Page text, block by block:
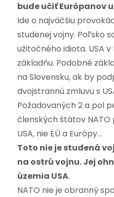
bude učiť Európanov
Ide o najväčšiu
studenej vojny. Poľsko
užitočného idiota. USA
základňu. Podobné
na Slovensku, ak by
dvojstrannú zmluvu s
Požadovaných 2 a pol
členských štátov
USA, nie EÚ a Európy…
Toto nie je studená
na ostrú vojnu. Jej
územia USA.
NATO nie je obranný